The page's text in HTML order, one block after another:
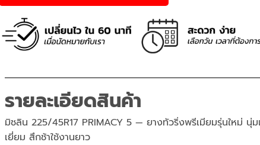
รายละเอียดสินค้า
มิชลิน 225/45R17 PRIMACY 5 — ยางทัวริ่งพรีเมียมรุ่นใหม่ นุ่
เยี่ยม สึกช้าใช้งานยาว